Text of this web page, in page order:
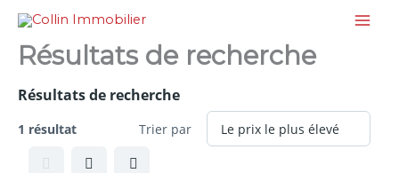
Aller
contenu
Résultats de recherche
Résultats de recherche
1 résultat Trier par